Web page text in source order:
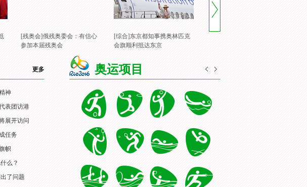
[残奥会]俄残奥委会：有信心
参加本届残奥会
[综合]东京都知事携奥林匹克
会旗顺利抵达东京
更多
神
表团访港
展开访问
任务
帜
么？
了问题
奥运项目